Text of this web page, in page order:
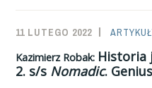
PAROWCA.
S/S
NOMADIC.
11 LUTEGO 2022
SAILOR-
ADMIN
Kazimierz Robak: Historia
2. s/s Nomadic.